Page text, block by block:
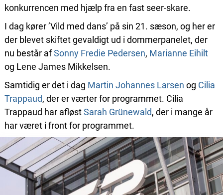
konkurrencen med hjælp fra en fast seer-skare.
I dag kører ’Vild med dans’ på sin 21. sæson, og her er
der blevet skiftet gevaldigt ud i dommerpanelet, der
nu består afSonny Fredie Pedersen, Marianne Eihilt
og Lene James Mikkelsen.
Samtidig er det i dag Martin Johannes Larsen og Cilia
Trappaud, der er værter for programmet. Cilia
Trappaud har afløstSarah Grünewald, der i mange år
har været i front for programmet.